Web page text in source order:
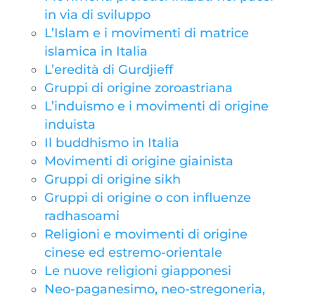
in via di sviluppo
L’Islam e i movimenti di matrice
islamica in Italia
L’eredità di Gurdjieff
Gruppi di origine zoroastriana
L’induismo e i movimenti di origine
induista
Il buddhismo in Italia
Movimenti di origine giainista
Gruppi di origine sikh
Gruppi di origine o con influenze
radhasoami
Religioni e movimenti di origine
cinese ed estremo-orientale
Le nuove religioni giapponesi
Neo-paganesimo, neo-stregoneria,